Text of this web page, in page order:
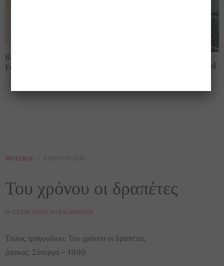
Re: View 015 @ Athens Photo
Festival
Εγκαίνια Athens Photo Festival
ΜΟΥΣΙΚΉ 11 ΙΟΥΝΊΟΥ 2015
Του χρόνου οι δραπέτες
by ELENI PAPACHARALAMPOUS
Τιτλος τραγουδιου: Του χρόνου οι δραπέτες
Δίσκος: Σύνεργα – 1990